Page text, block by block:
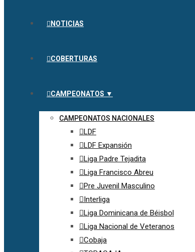
NOTICIAS
COBERTURAS
CAMPEONATOS ▼
CAMPEONATOS NACIONALES
LDF
LDF Expansión
Liga Padre Tejadita
Liga Francisco Abreu
Pre Juvenil Masculino
Interliga
Liga Dominicana de Béisbol
Liga Nacional de Veteranos
Cobaja